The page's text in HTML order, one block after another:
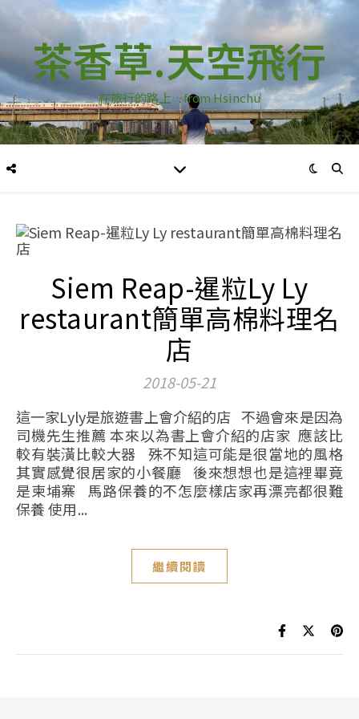
茶香草.天空飛行
在旅行的路上…from Hsinchu
Siem Reap-暹粒Ly Ly
restaurant簡單高棉料理名
店
2018-05-21
這一家Lyly是旅遊書上會介紹的店 不過會來是因為
司機先生推薦 本來以為書上會介紹的店家 應該比
較有裝潢比較大器 殊不知這可能是很當地的風格
其實感覺很居家的小餐廳 後來想想也是這裡畢竟
是柬埔寨 馬路保養的不怎麼樣店家再漂亮都很難
保養 使用...
繼續閱讀